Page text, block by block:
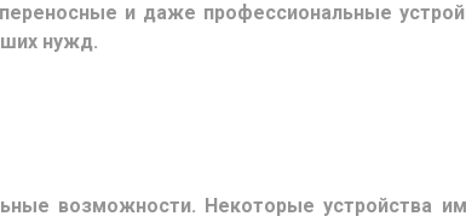
и даже профессиональные
нужд.
возможности. Некоторые устройства